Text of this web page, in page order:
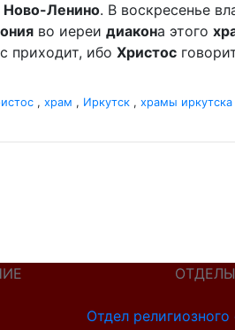
Ново-Ленино. В воскресенье
во иереи диакона этого
приходит, ибо Христос
, храм , Иркутск , храмы иркутска
ОТДЕЛЫ
Отдел религиозного